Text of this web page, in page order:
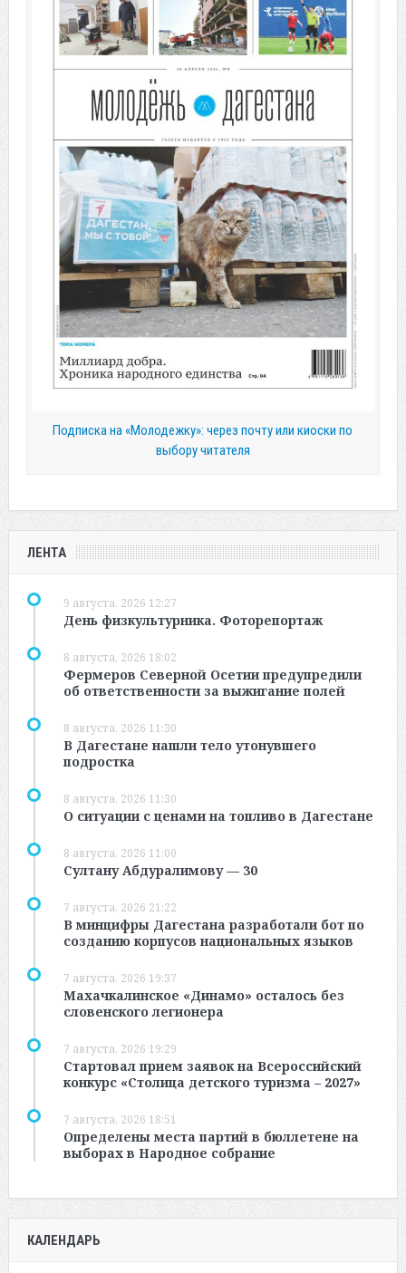
Подписка на «Молодежку»: через почту или киоски по
выбору читателя
ЛЕНТА
9 августа, 2026 12:27
День физкультурника. Фоторепортаж
8 августа, 2026 18:02
Фермеров Северной Осетии предупредили
об ответственности за выжигание полей
8 августа, 2026 11:30
В Дагестане нашли тело утонувшего
подростка
8 августа, 2026 11:30
О ситуации с ценами на топливо в Дагестане
8 августа, 2026 11:00
Султану Абдуралимову — 30
7 августа, 2026 21:22
В минцифры Дагестана разработали бот по
созданию корпусов национальных языков
7 августа, 2026 19:37
Махачкалинское «Динамо» осталось без
словенского легионера
7 августа, 2026 19:29
Стартовал прием заявок на Всероссийский
конкурс «Столица детского туризма – 2027»
7 августа, 2026 18:51
Определены места партий в бюллетене на
выборах в Народное собрание
КАЛЕНДАРЬ